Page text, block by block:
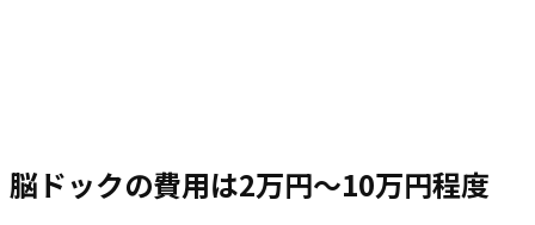
脳ドックの費用は2万円～10万円程度